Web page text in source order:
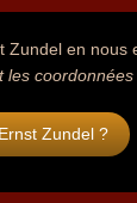
Zundel en nous
Zundel ?